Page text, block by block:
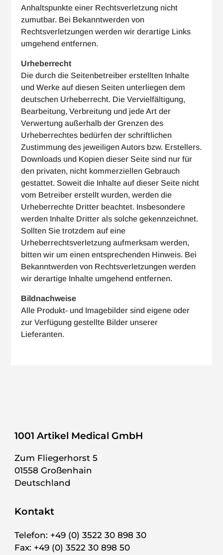
Anhaltspunkte einer Rechtsverletzung nicht
zumutbar. Bei Bekanntwerden von
Rechtsverletzungen werden wir derartige Links
umgehend entfernen.
Urheberrecht
Die durch die Seitenbetreiber erstellten Inhalte
und Werke auf diesen Seiten unterliegen dem
deutschen Urheberrecht. Die Vervielfältigung,
Bearbeitung, Verbreitung und jede Art der
Verwertung außerhalb der Grenzen des
Urheberrechtes bedürfen der schriftlichen
Zustimmung des jeweiligen Autors bzw. Erstellers.
Downloads und Kopien dieser Seite sind nur für
den privaten, nicht kommerziellen Gebrauch
gestattet. Soweit die Inhalte auf dieser Seite nicht
vom Betreiber erstellt wurden, werden die
Urheberrechte Dritter beachtet. Insbesondere
werden Inhalte Dritter als solche gekennzeichnet.
Sollten Sie trotzdem auf eine
Urheberrechtsverletzung aufmerksam werden,
bitten wir um einen entsprechenden Hinweis. Bei
Bekanntwerden von Rechtsverletzungen werden
wir derartige Inhalte umgehend entfernen.
Bildnachweise
Alle Produkt- und Imagebilder sind eigene oder
zur Verfügung gestellte Bilder unserer
Lieferanten.
1001 Artikel Medical GmbH
Zum Fliegerhorst 5
01558 Großenhain
Deutschland
Kontakt
Telefon: +49 (0) 3522 30 898 30
Fax: +49 (0) 3522 30 898 50